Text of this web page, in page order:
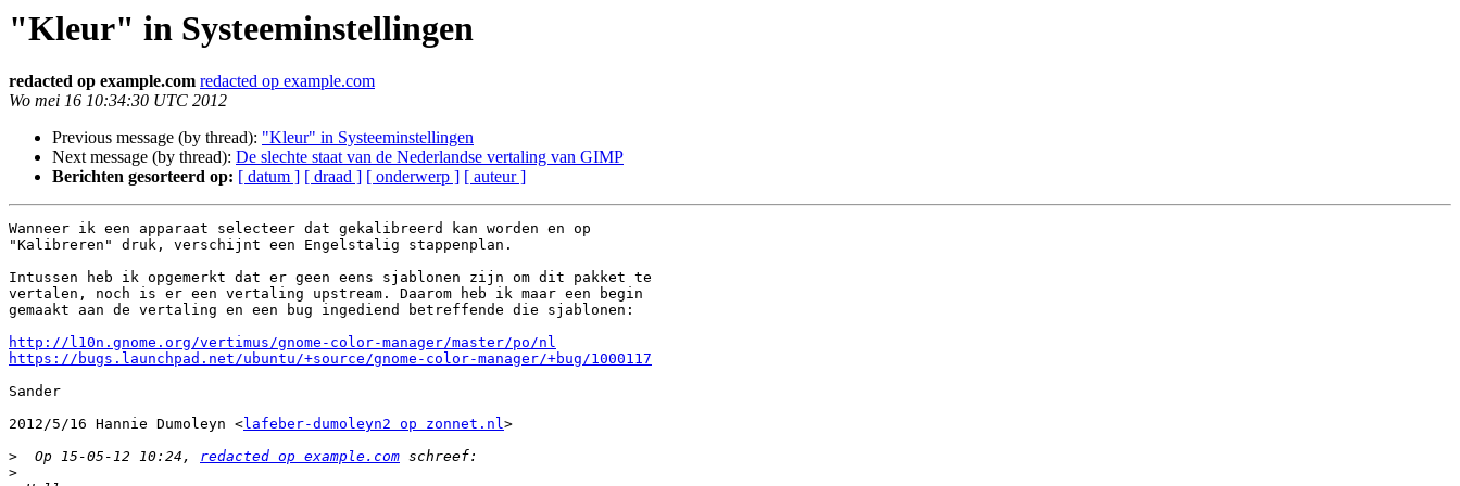
"Kleur" in Systeeminstellingen
redacted op example.com redacted op example.com
Wo mei 16 10:34:30 UTC 2012
Previous message (by thread): "Kleur" in Systeeminstellingen
Next message (by thread): De slechte staat van de Nederlandse vertaling van GIMP
Berichten gesorteerd op: [ datum ] [ draad ] [ onderwerp ] [ auteur ]
Wanneer ik een apparaat selecteer dat gekalibreerd kan worden en op
"Kalibreren" druk, verschijnt een Engelstalig stappenplan.
Intussen heb ik opgemerkt dat er geen eens sjablonen zijn om dit pakket te
vertalen, noch is er een vertaling upstream. Daarom heb ik maar een begin
gemaakt aan de vertaling en een bug ingediend betreffende die sjablonen:
http://l10n.gnome.org/vertimus/gnome-color-manager/master/po/nl
https://bugs.launchpad.net/ubuntu/+source/gnome-color-manager/+bug/1000117
Sander
2012/5/16 Hannie Dumoleyn <lafeber-dumoleyn2 op zonnet.nl>
>
  Op 15-05-12 10:24,
redacted op example.com
>